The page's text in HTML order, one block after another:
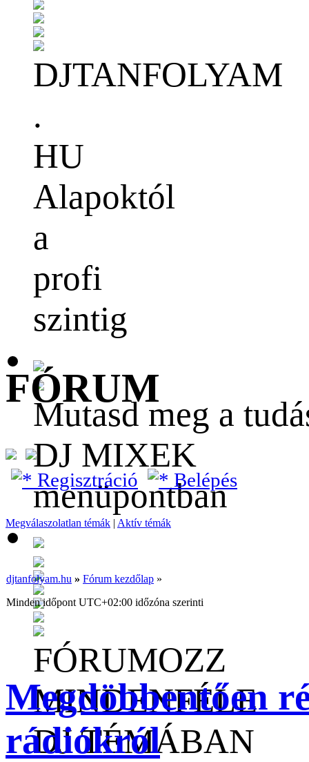
DJTANFOLYAM
.
HU
Alapoktól
a
profi
szintig
Mutasd meg a
DJ MIXEK
menüpontban
FÓRUMOZZ
MINDENFÉLE
DJ TÉMÁBAN
FÓRUM
Regisztráció Belépés
Megválaszolatlan témák | Aktív témák
djtanfolyam.hu » Fórum kezdőlap »
Minden időpont UTC+02:00 időzóna szerinti
Megdöbbentően
rádiókról